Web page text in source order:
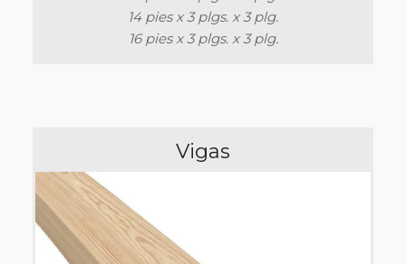
14 pies x 3 plgs. x 3 plg.
16 pies x 3 plgs. x 3 plg.
Vigas